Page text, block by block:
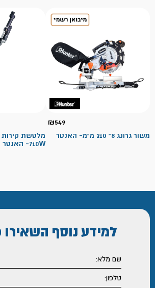
₪549
משור גרונג 8" 210 מ"מ- האנטר
710W- האנטר
למידע נוסף השאירו